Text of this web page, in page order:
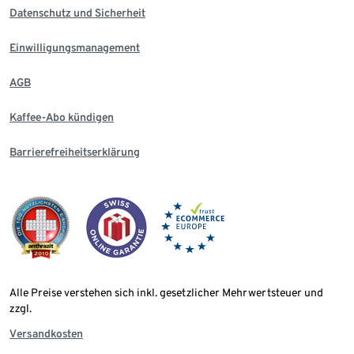
Datenschutz und Sicherheit
Einwilligungsmanagement
AGB
Kaffee-Abo kündigen
Barrierefreiheitserklärung
Alle Preise verstehen sich inkl. gesetzlicher Mehrwertsteuer und
zzgl.
Versandkosten